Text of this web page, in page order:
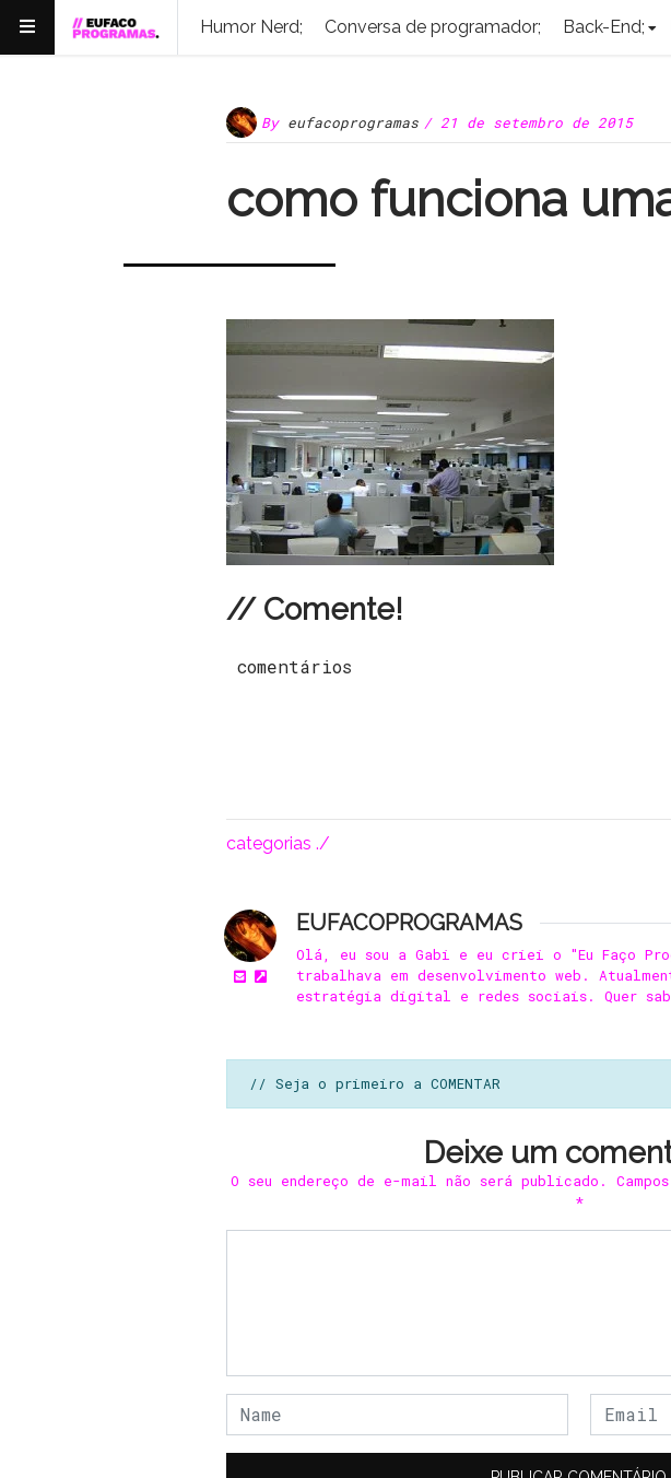
Humor Nerd; Conversa de programador; Back-End;
By eufacoprogramas / 21 de setembro de 2015
como funciona
// Comente!
comentários
categorias ./
EUFACOPROGRAMAS
Olá, eu sou a Gabi e eu criei o "Eu Faço
trabalhava em desenvolvimento web.
estratégia digital e redes sociais. Quer
// Seja o primeiro a COMENTAR
Deixe um
O seu endereço de e-mail não será publicado.
*